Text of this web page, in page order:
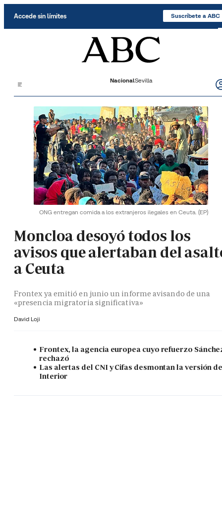
Accede sin límites Suscríbete a ABC
NacionalSevilla
ONG entregan comida a los extranjeros ilegales en Ceuta. (EP)
Moncloa desoyó todos los
avisos que alertaban del
a Ceuta
Frontex ya emitió en junio un informe avisando de una
«presencia migratoria significativa»
David Loji
Frontex, la agencia europea cuyo refuerzo
rechazó
Las alertas del CNI y Cifas desmontan la versión
Interior